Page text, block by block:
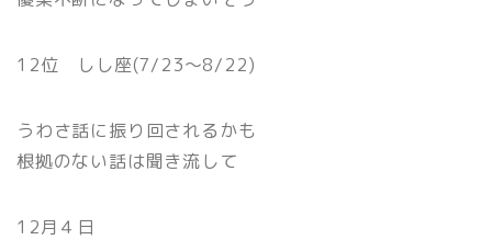
12位 しし座(7/23〜8/22)
うわさ話に振り回されるかも
根拠のない話は聞き流して
12月４日